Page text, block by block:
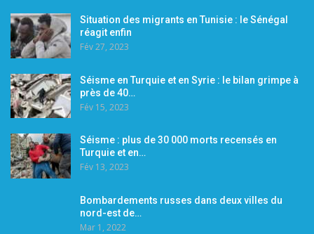
Situation des migrants en Tunisie : le Sénégal
réagit enfin
Fév 27, 2023
Séisme en Turquie et en Syrie : le bilan grimpe à
près de 40…
Fév 15, 2023
Séisme : plus de 30 000 morts recensés en
Turquie et en…
Fév 13, 2023
Bombardements russes dans deux villes du
nord-est de…
Mar 1, 2022